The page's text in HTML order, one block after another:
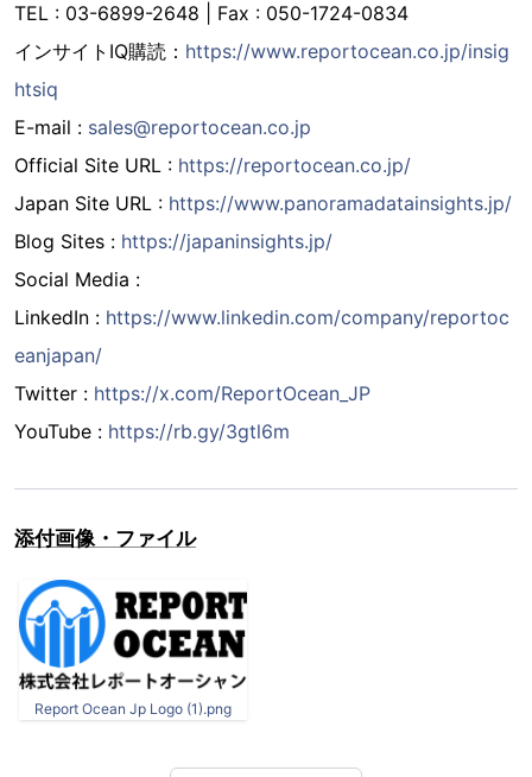
TEL : 03-6899-2648 | Fax : 050-1724-0834
インサイトIQ購読： https://www.reportocean.co.jp/insig
htsiq
E-mail : sales@reportocean.co.jp
Official Site URL : https://reportocean.co.jp/
Japan Site URL : https://www.panoramadatainsights.jp/
Blog Sites : https://japaninsights.jp/
Social Media :
LinkedIn : https://www.linkedin.com/company/reportoc
eanjapan/
Twitter : https://x.com/ReportOcean_JP
YouTube : https://rb.gy/3gtl6m
添付画像・ファイル
Report Ocean Jp Logo (1).png